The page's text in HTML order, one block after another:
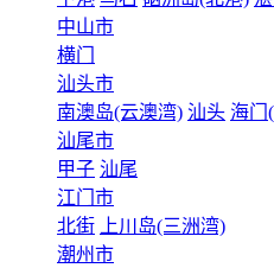
中山市
横门
汕头市
南澳岛(云澳湾) 汕头 海门
汕尾市
甲子 汕尾
江门市
北街
上川岛(三洲湾)
潮州市